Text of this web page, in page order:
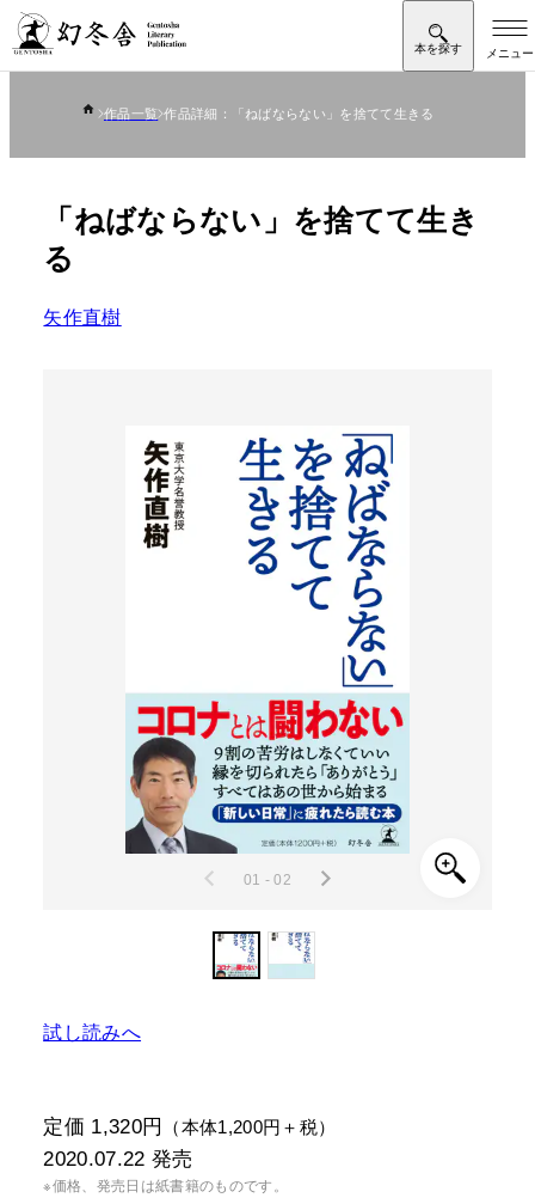
作品一覧 作品詳細：「ねばならない」を捨てて生きる
「ねばならない」を捨てて生き
る
矢作直樹
01 - 02
試し読みへ
定価 1,320円 （本体1,200円＋税）
2020.07.22 発売
※価格、発売日は紙書籍のものです。